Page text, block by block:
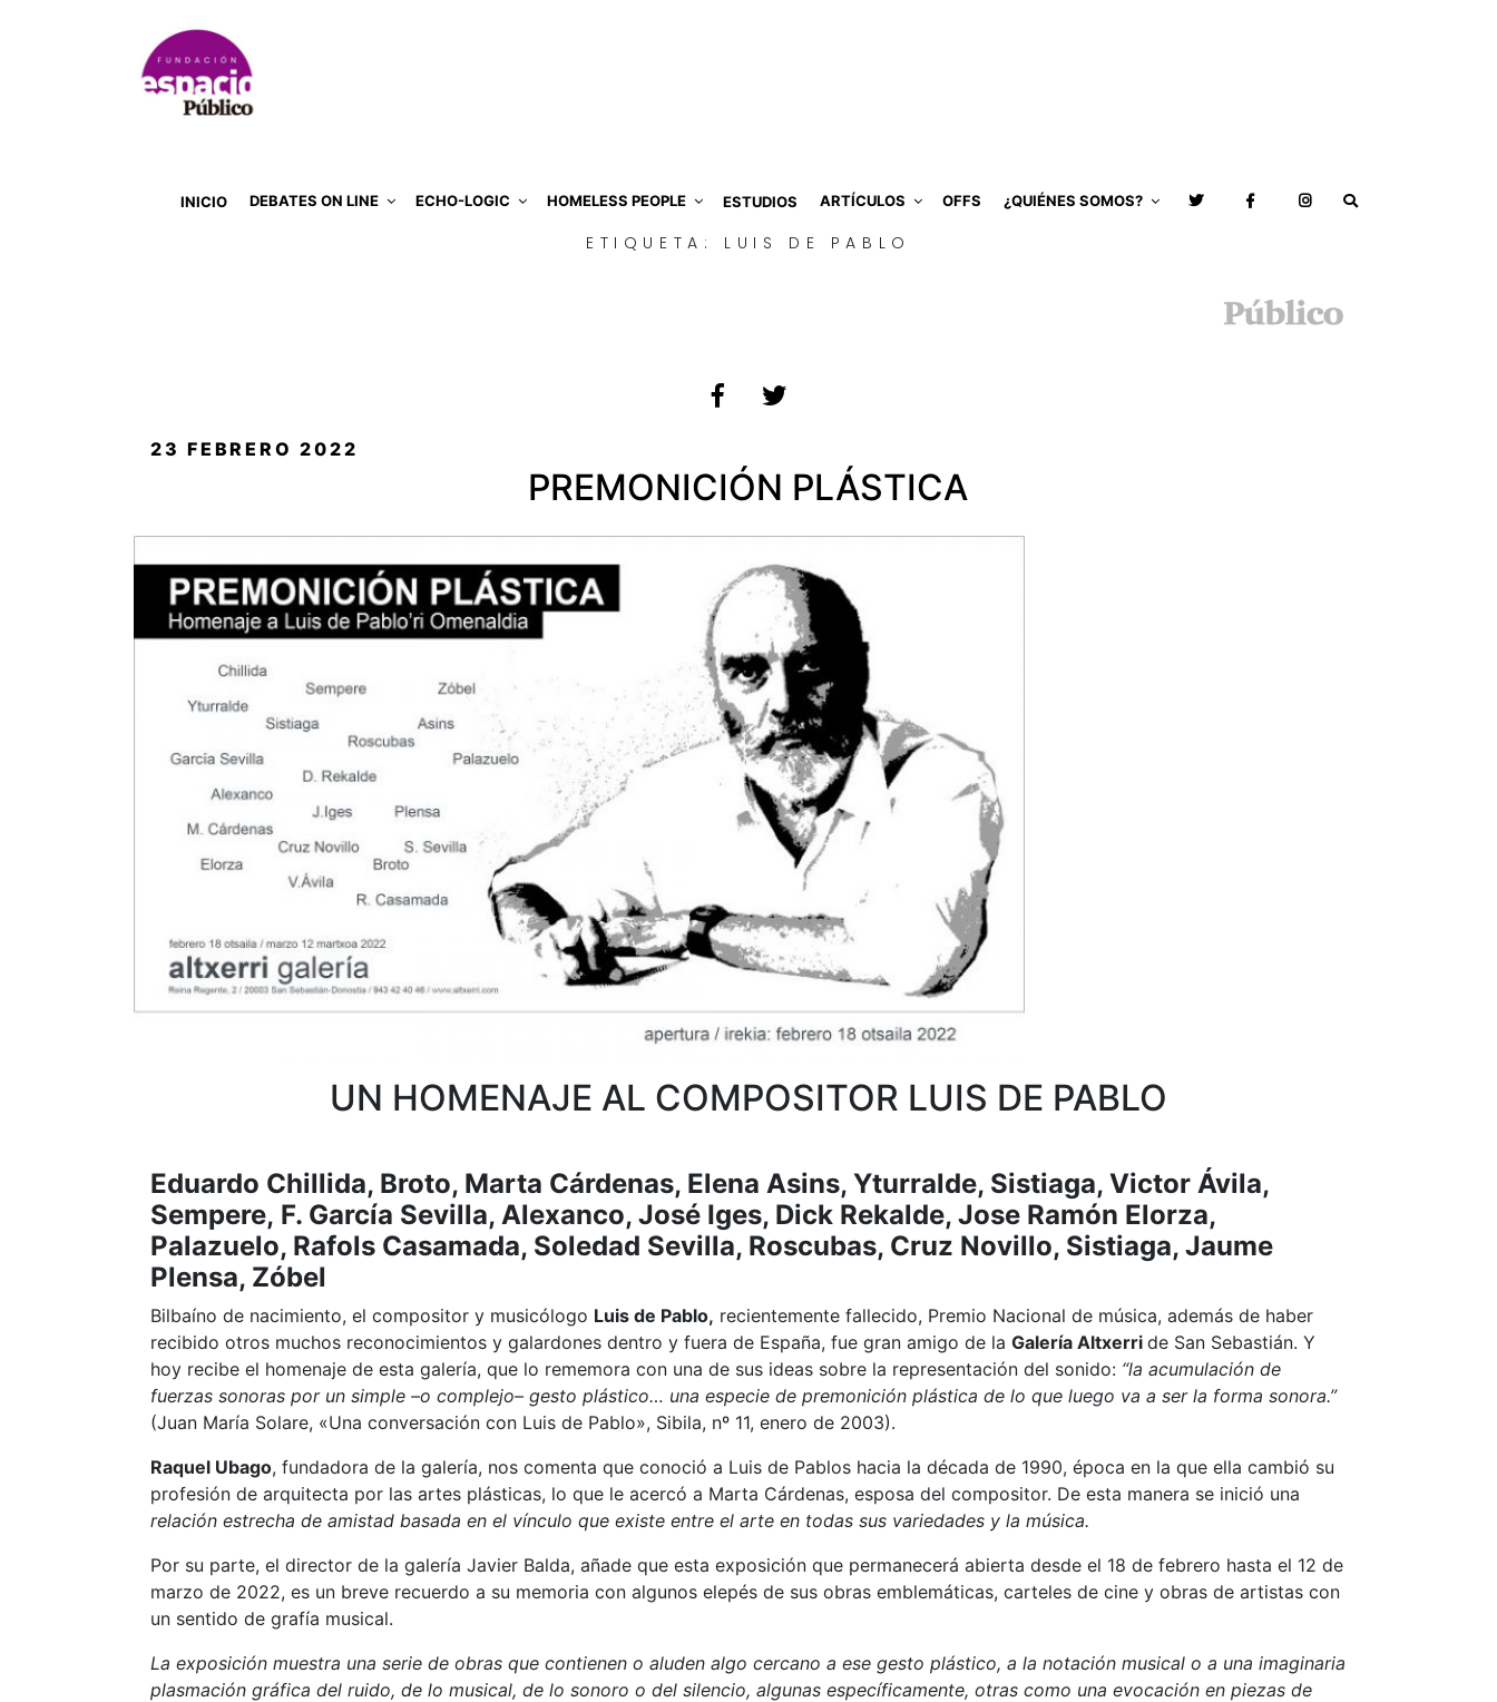
INICIO DEBATES ON LINE ECHO-LOGIC HOMELESS PEOPLE ESTUDIOS ARTÍCULOS OFFS ¿QUIÉNES SOMOS?
ETIQUETA: LUIS DE PABLO
PUBLICADO
23 FEBRERO 2022
PREMONICIÓN PLÁSTICA
UN HOMENAJE AL COMPOSITOR LUIS DE PABLO
Eduardo Chillida, Broto, Marta Cárdenas, Elena Asins, Yturralde, Sistiaga, Victor Ávila,
Sempere, F. García Sevilla, Alexanco, José Iges, Dick Rekalde, Jose Ramón Elorza,
Palazuelo, Rafols Casamada, Soledad Sevilla, Roscubas, Cruz Novillo, Sistiaga, Jaume
Plensa, Zóbel
Bilbaíno de nacimiento, el compositor y musicólogo Luis de Pablo, recientemente fallecido, Premio Nacional de música, además de haber
recibido otros muchos reconocimientos y galardones dentro y fuera de España, fue gran amigo de la Galería Altxerri de San Sebastián. Y
hoy recibe el homenaje de esta galería, que lo rememora con una de sus ideas sobre la representación del sonido: “la acumulación de
fuerzas sonoras por un simple –o complejo– gesto plástico… una especie de premonición plástica de lo que luego va a ser la forma sonora.”
(Juan María Solare, «Una conversación con Luis de Pablo», Sibila, nº 11, enero de 2003).
Raquel Ubago, fundadora de la galería, nos comenta que conoció a Luis de Pablos hacia la década de 1990, época en la que ella cambió su
profesión de arquitecta por las artes plásticas, lo que le acercó a Marta Cárdenas, esposa del compositor. De esta manera se inició una
relación estrecha de amistad basada en el vínculo que existe entre el arte en todas sus variedades y la música.
Por su parte, el director de la galería Javier Balda, añade que esta exposición que permanecerá abierta desde el 18 de febrero hasta el 12 de
marzo de 2022, es un breve recuerdo a su memoria con algunos elepés de sus obras emblemáticas, carteles de cine y obras de artistas con
un sentido de grafía musical.
La exposición muestra una serie de obras que contienen o aluden algo cercano a ese gesto plástico, a la notación musical o a una imaginaria
plasmación gráfica del ruido, de lo musical, de lo sonoro o del silencio, algunas específicamente, otras como una evocación en piezas de